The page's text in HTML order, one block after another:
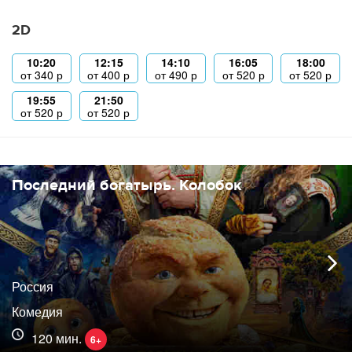
2D
10:20
от340 р
12:15
от400 р
14:10
от490 р
16:05
от520 р
18:00
от520 р
19:55
от520 р
21:50
от520 р
Последний богатырь. Колобок
Россия
Комедия
120 мин.
6+